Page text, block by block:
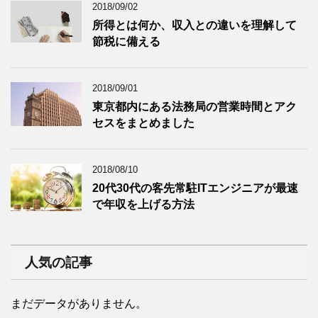
2018/09/02
所得とは何か、収入との違いを理解して
節税に備える
2018/09/01
東京都内にある法務局の営業時間とアク
セスをまとめました
2018/08/10
20代30代の客先常駐ITエンジニアが最速
で年収を上げる方法
人気の記事
まだデータがありません。